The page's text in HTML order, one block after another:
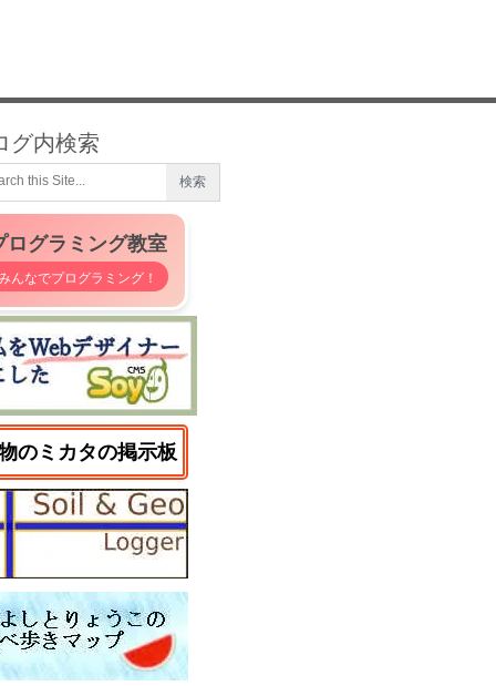
グ内検索
ログラミング教室
んなでプログラミング！
のミカタの掲示板